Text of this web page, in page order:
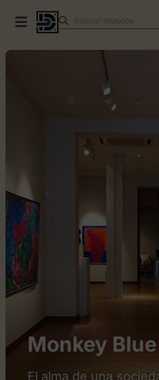
Buscar museos
Monkey Blue
El alma de una